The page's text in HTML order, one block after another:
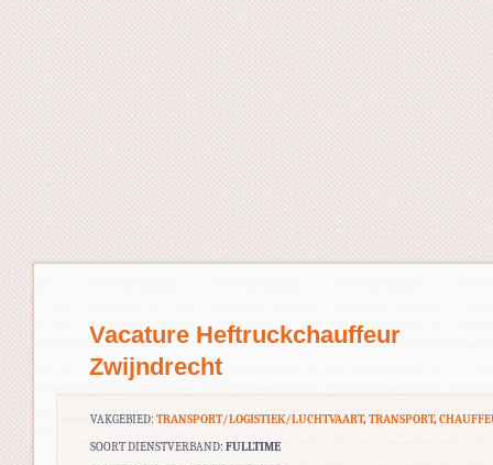
Vacature Heftruckchauffeur
Zwijndrecht
VAKGEBIED: TRANSPORT/LOGISTIEK/LUCHTVAART, TRANSPORT,
SOORT DIENSTVERBAND: FULLTIME